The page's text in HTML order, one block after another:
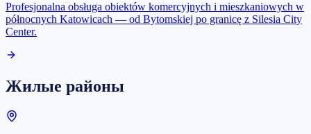
Profesjonalna obsługa obiektów komercyjnych i mieszkaniowych w
północnych Katowicach — od Bytomskiej po granicę z Silesia City
Center.
Жилые районы